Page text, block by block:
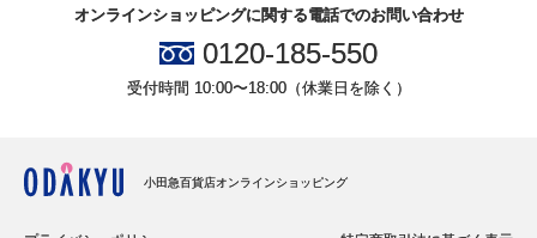
オンラインショッピングに関する電話でのお問い合わせ
0120-185-550
受付時間 10:00〜18:00（休業日を除く）
小田急百貨店オンラインショッピング